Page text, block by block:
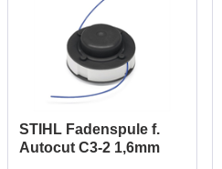
STIHL Fadenspule f.
Autocut C3-2 1,6mm